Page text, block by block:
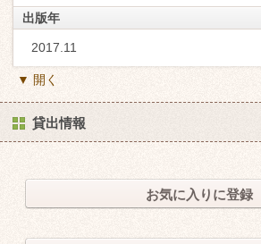
出版年
2017.11
▼ 開く
貸出情報
お気に入りに登録